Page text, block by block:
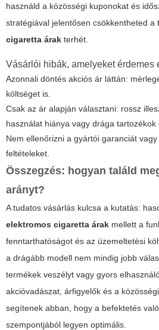
használd a közösségi kuponokat és
stratégiával jelentősen csökkentheted a
cigaretta árak terhét.
Vásárlói hibák, amelyeket érdemes
Azonnali döntés akciós ár láttán:
költséget is.
Csak az ár alapján választani: rossz
használat hiánya vagy drága tartozékok
Nem ellenőrizni a gyártói garanciát
feltételeket.
Összegzés: hogyan találd
arányt?
A tudatos vásárlás kulcsa a kutatás:
elektromos cigaretta árak mellett a
fenntarthatóságot és az üzemeltetési
a drágább modell nem mindig jobb
termékek veszélyt vagy gyors
akcióvadászat, árfigyelők és a
segítenek abban, hogy a befektetés
szempontjából legyen optimális.